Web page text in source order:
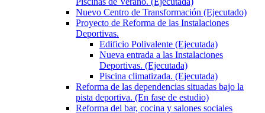
Nuevo Centro de Transformación (Ejecutado)
Proyecto de Reforma de las Instalaciones
Deportivas.
Edificio Polivalente (Ejecutada)
Nueva entrada a las Instalaciones
Deportivas. (Ejecutada)
Piscina climatizada. (Ejecutada)
Reforma de las dependencias situadas bajo la
pista deportiva. (En fase de estudio)
Reforma del bar, cocina y salones sociales